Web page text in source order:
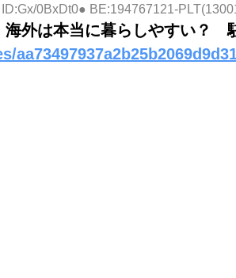
0BxDt0● BE:194767121-
外は本当に暮らしやすい？